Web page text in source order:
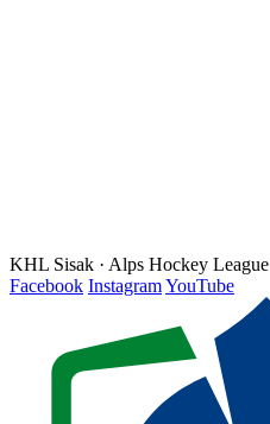
KHL Sisak · Alps Hockey League
Facebook InstagramYouTube